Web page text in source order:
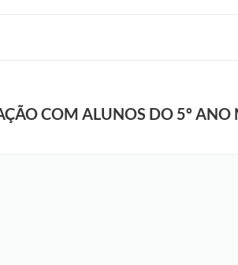
COM ALUNOS DO 5º